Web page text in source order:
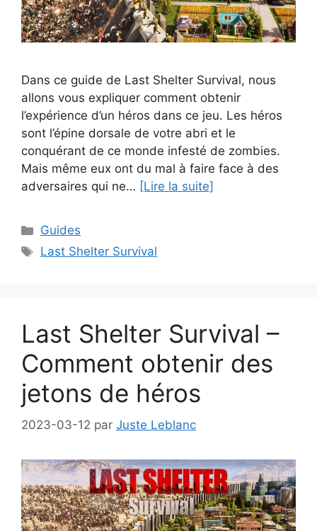
Dans ce guide de Last Shelter Survival, nous
allons vous expliquer comment obtenir
l’expérience d’un héros dans ce jeu. Les héros
sont l’épine dorsale de votre abri et le
conquérant de ce monde infesté de zombies.
Mais même eux ont du mal à faire face à des
adversaires qui ne… [Lire la suite]
Catégories
Guides
Étiquettes
Last Shelter Survival
Last Shelter Survival –
Comment obtenir des
jetons de héros
2023-03-12 par Juste Leblanc